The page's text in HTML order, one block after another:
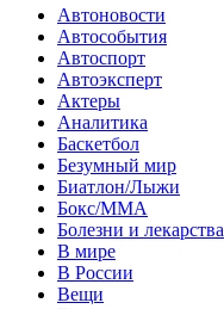
Автоновости
Автособытия
Автоспорт
Автоэксперт
Актеры
Аналитика
Баскетбол
Безумный мир
Биатлон/Лыжи
Бокс/MMA
Болезни и лекарства
В мире
В России
Вещи